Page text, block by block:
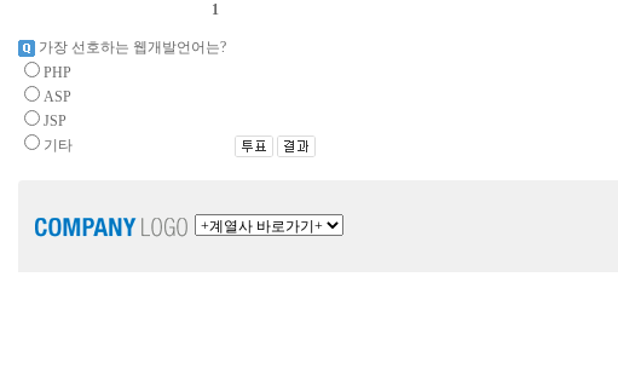
1
가장 선호하는 웹개발언어는?
PHP
ASP
JSP
기타